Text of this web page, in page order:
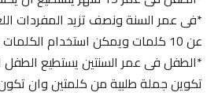
*فى عمر السنة ونصف تزيد المفردات
عن 10 كلمات ويمكن استخدام الكلمات على توظيفها
*الطفل فى عمر السنتين يستطيع الطفل
تكوين جملة طلبية من كلمتين وان تكون